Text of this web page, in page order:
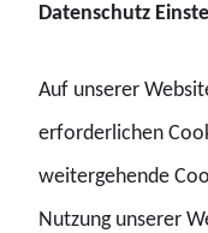
Datenschutz
Auf unserer
erforderlichen
weitergehende
Nutzung unserer